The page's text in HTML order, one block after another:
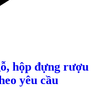
hộp đựng rượu
yêu cầu